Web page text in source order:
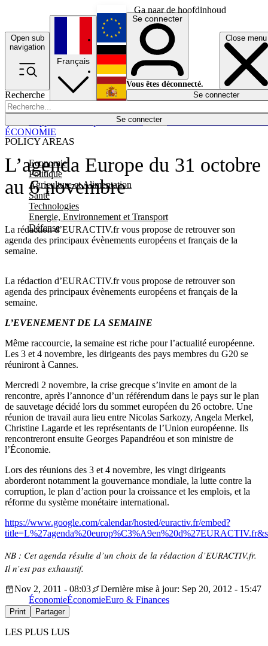
Ga naar de hoofdinhoud
Open sub
navigation
Close menu
Recherche
Se connecter
POLICY AREAS
Economie
Politique
Agriculture et Alimentation
Santé
Technologies
Energie, Environnement et Transport
Défense
Économie
Français
English
Deutsch
Español
Se connecter
Vous êtes déconnecté.
Se connecter
L’agenda Europe du 31 octobre
au 6 novembre
La rédaction d’EURACTIV.fr vous propose de retrouver son
agenda des principaux évènements européens et français de la
semaine.
ÉCONOMIE
La rédaction d’EURACTIV.fr vous propose de retrouver son
agenda des principaux évènements européens et français de la
semaine.
L’EVENEMENT DE LA SEMAINE
Même raccourcie, la semaine est riche pour l’actualité européenne.
Les 3 et 4 novembre, les dirigeants des pays membres du G20 se
réuniront à Cannes.
Mercredi 2 novembre, la crise grecque s’invite en amont de la
rencontre, après l’annonce d’un référendum dans le pays sur le plan
de sauvetage décidé lors du sommet européen du 26 octobre. Une
réunion de travail aura lieu entre Nicolas Sarkozy, Angela Merkel,
Christine Lagarde et les représentants de l’Union européenne. Ils
rencontreront ensuite Georges Papandréou et son ministre de
l’Économie.
Lors des réunions des 3 et 4 novembre, les vingt dirigeants
aborderont notamment la gouvernance mondiale, la lutte contre la
corruption, le plan d’action pour la croissance et les emplois, et la
réforme du système monétaire international.
https://www.google.com/calendar/hosted/euractiv.fr/embed?
NB : Cet agenda résulte d’un choix de la rédaction d’EURACTIV.fr.
Il n’est pas exhaustif.
Nov 2, 2011 - 08:03
Dernière mise à jour: Sep 20, 2012 - 15:47
ÉconomieÉconomieEuro & Finances
Print Partager
LES PLUS LUS